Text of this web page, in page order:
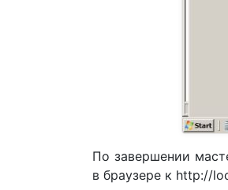
По завершении
в браузере к http://